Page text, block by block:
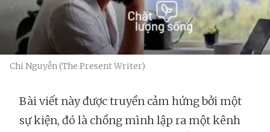
Chi Nguyễn (The Present Writer)
Bài viết này được truyền cảm hứng bởi một
sự kiện, đó là chồng mình lập ra một kênh